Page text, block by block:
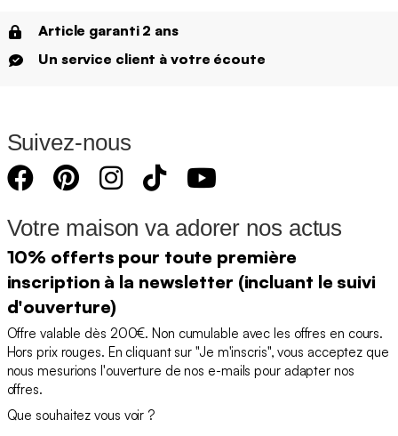
Article garanti 2 ans
Un service client à votre écoute
Suivez-nous
Votre maison va adorer nos actus
10% offerts pour toute première
inscription à la newsletter (incluant le suivi
d'ouverture)
Offre valable dès 200€. Non cumulable avec les offres en cours.
Hors prix rouges. En cliquant sur "Je m'inscris", vous acceptez que
nous mesurions l'ouverture de nos e-mails pour adapter nos
offres.
Que souhaitez vous voir ?